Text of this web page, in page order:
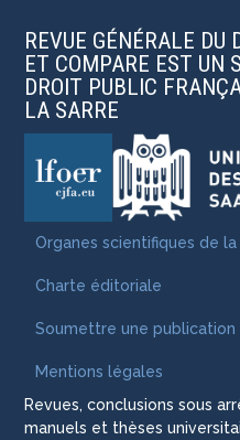
REVUE GÉNÉRALE DU
ET COMPARE EST UN
DROIT PUBLIC
LA SARRE
Organes scientifiques de
Charte éditoriale
Soumettre une publication
Mentions légales
Revues, conclusions sous
manuels et thèses